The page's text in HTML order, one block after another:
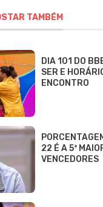
TAMBÉM
DIA 101 DO
SER E
ENCONTRO
22 É A 5ª
VENCEDORES